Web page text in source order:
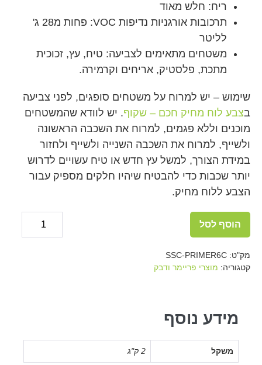
ריח: חלש מאוד
תרכובות אורגניות נדיפות VOC: פחות מ28 ג'
לליטר
משטחים מתאימים לצביעה: טיח, עץ, זכוכית
מתכת, פלסטיק, אריחים וקרמירה.
שימוש – יש למרוח על משטחים סופגים, לפני צביעה
בצבע לוח מחיק חכם – שקוף. יש לוודא שהמשטחים
מוכנים וללא פגמים, למרוח את השכבה הראשונה
ולשייף, למרוח את השכבה השנייה ולשייף ולחזור
במידת הצורך, למשל עץ חדש או טיח עשויים לדרוש
יותר שכבות כדי להבטיח שיהיו חלקים מספיק עבור
הצבע ללוח מחיק.
של
הוסף לסל
מק"ט: SSC-PRIMER6C
קטגוריה: מוצרי פריימר ודבק
מידע נוסף
משקל 2 ק"ג